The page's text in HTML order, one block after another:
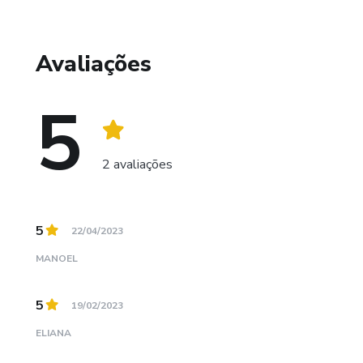
Avaliações
5 2 avaliações
5 22/04/2023
MANOEL
5 19/02/2023
ELIANA